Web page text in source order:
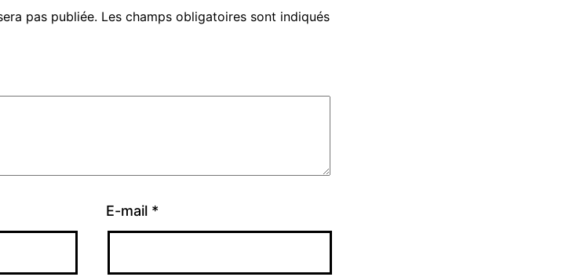
pas publiée. Les champs obligatoires sont indiqués
E-mail *